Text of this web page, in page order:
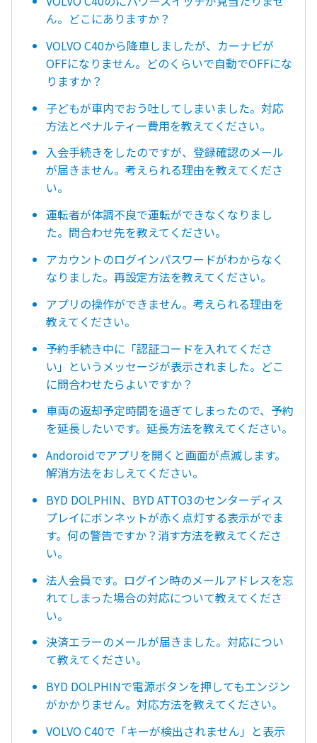
ん。どこにありますか？
VOLVO C40から降車しましたが、カーナビが
OFFになりません。どのくらいで自動でOFFにな
りますか？
子どもが車内でおう吐してしまいました。対応
方法とペナルティー費用を教えてください。
入会手続きをしたのですが、登録確認のメール
が届きません。考えられる理由を教えてくださ
い。
運転者が体調不良で運転ができなくなりまし
た。問合わせ先を教えてください。
アカウントのログインパスワードがわからなく
なりました。再設定方法を教えてください。
アプリの操作ができません。考えられる理由を
教えてください。
予約手続き中に「認証コードを入れてくださ
い」というメッセージが表示されました。どこ
に問合わせたらよいですか？
車両の返却予定時間を過ぎてしまったので、予約
を延長したいです。延長方法を教えてください。
Andoroidでアプリを開くと画面が点滅します。
解消方法をおしえてください。
BYD DOLPHIN、BYD ATTO3のセンターディス
プレイにボンネットが赤く点灯する表示がでま
す。何の警告ですか？消す方法を教えてくださ
い。
法人会員です。ログイン時のメールアドレスを忘
れてしまった場合の対応について教えてくださ
い。
決済エラーのメールが届きました。対応につい
て教えてください。
BYD DOLPHINで電源ボタンを押してもエンジン
がかかりません。対応方法を教えてください。
VOLVO C40で「キーが検出されません」と表示